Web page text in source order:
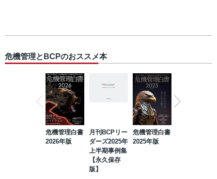
危機管理とBCPのおススメ本
危機管理白書
2026年版
月刊BCPリー
ダーズ2025年
上半期事例集
【永久保存
版】
危機管理白書
2025年版